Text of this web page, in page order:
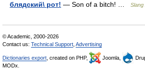
блядский\ рот! — Son of a bitch! … Slang
© Academic, 2000-2026
Contact us: Technical Support Advertising
Dictionaries export , created on PHP, Joomla,
MODx.